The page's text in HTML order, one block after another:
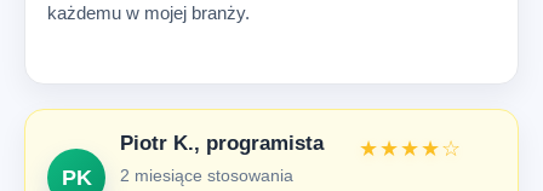
każdemu w mojej branży.
PK
Piotr K., programista
2 miesiące stosowania
★★★★☆